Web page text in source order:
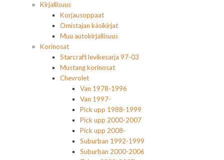
Kirjallisuus
Korjausoppaat
Omistajan käsikirjat
Muu autokirjallisuus
Korinosat
Starcraft levikesarja 97-03
Mustang korinosat
Chevrolet
Van 1978-1996
Van 1997-
Pick upp 1988-1999
Pick upp 2000-2007
Pick upp 2008-
Suburban 1992-1999
Suburban 2000-2006